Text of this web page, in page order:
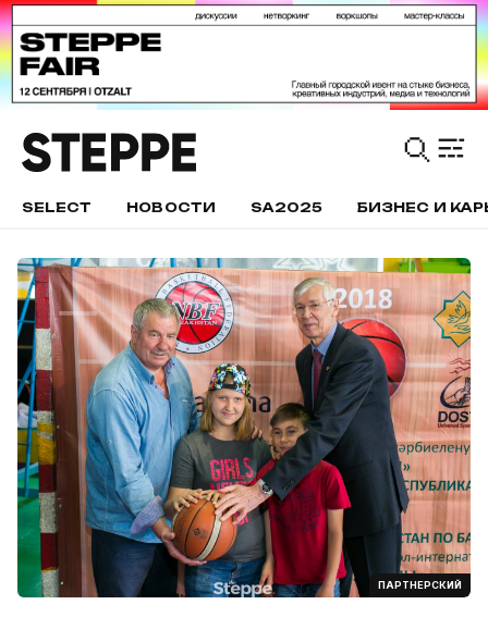
SELECT НОВОСТИ SA2025 БИЗНЕС И
ПАРТНЕРСКИЙ